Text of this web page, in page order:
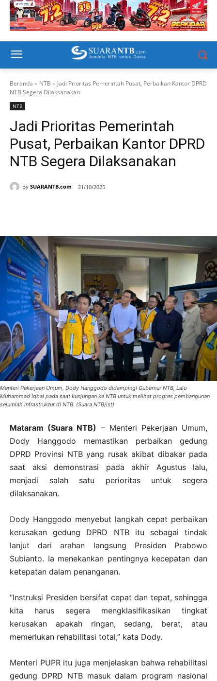
Beranda NTB
Jadi Prioritas Pemerintah Pusat, Perbaikan Kantor DPRD
NTB Segera Dilaksanakan
NTB
Jadi Prioritas Pemerintah
Pusat, Perbaikan Kantor DPRD
NTB Segera Dilaksanakan
By SUARANTB.com 21/10/2025
Menteri Pekerjaan Umum, Dody Hanggodo didampingi Gubernur NTB, Lalu
Muhammad Iqbal pada saat kunjungan ke NTB untuk melihat progres pembangunan
sejumlah infrastruktur di NTB. (Suara NTB/ist)
Mataram (Suara NTB) – Menteri Pekerjaan Umum,
Dody Hanggodo memastikan perbaikan gedung
DPRD Provinsi NTB yang rusak akibat dibakar pada
saat aksi demonstrasi pada akhir Agustus lalu,
menjadi salah satu perioritas untuk segera
dilaksanakan.
Dody Hanggodo menyebut langkah cepat perbaikan
kerusakan gedung DPRD NTB itu sebagai tindak
lanjut dari arahan langsung Presiden Prabowo
Subianto. Ia menekankan pentingnya kecepatan dan
ketepatan dalam penanganan.
“Instruksi Presiden bersifat cepat dan tepat, sehingga
kita harus segera mengklasifikasikan tingkat
kerusakan apakah ringan, sedang, berat, atau
memerlukan rehabilitasi total,” kata Dody.
Menteri PUPR itu juga menjelaskan bahwa rehabilitasi
gedung DPRD NTB masuk dalam program nasional